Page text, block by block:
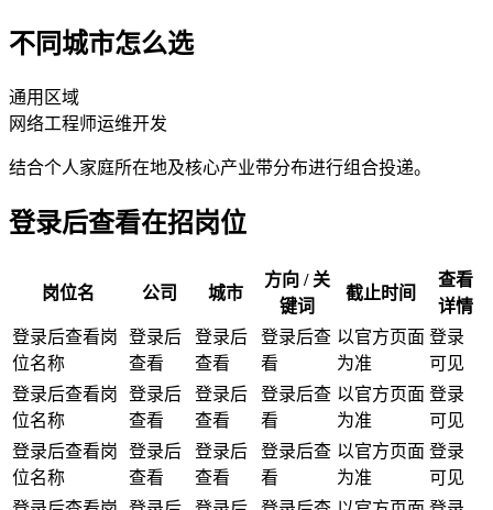
不同城市怎么选
通用区域
网络工程师运维开发
结合个人家庭所在地及核心产业带分布进行组合投递。
登录后查看在招岗位
岗位名 公司 城市
方向 / 关
键词
截止时间
查看
详情
登录后查看岗
位名称
登录后
查看
登录后
查看
登录后查
看
以官方页面
为准
登录
可见
登录后查看岗
位名称
登录后
查看
登录后
查看
登录后查
看
以官方页面
为准
登录
可见
登录后查看岗
位名称
登录后
查看
登录后
查看
登录后查
看
以官方页面
为准
登录
可见